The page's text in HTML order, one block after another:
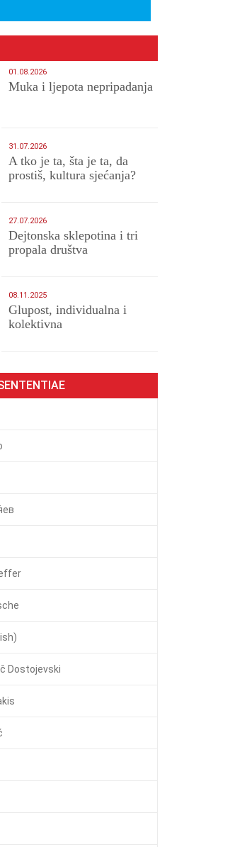
01.08.2026
Muka i ljepota nepripadanja
31.07.2026
A tko je ta, šta je ta, da
prostiš, kultura sjećanja?
27.07.2026
Dejtonska sklepotina i tri
propala društva
08.11.2025
Glupost, individualna i
kolektivna
Dostojevski